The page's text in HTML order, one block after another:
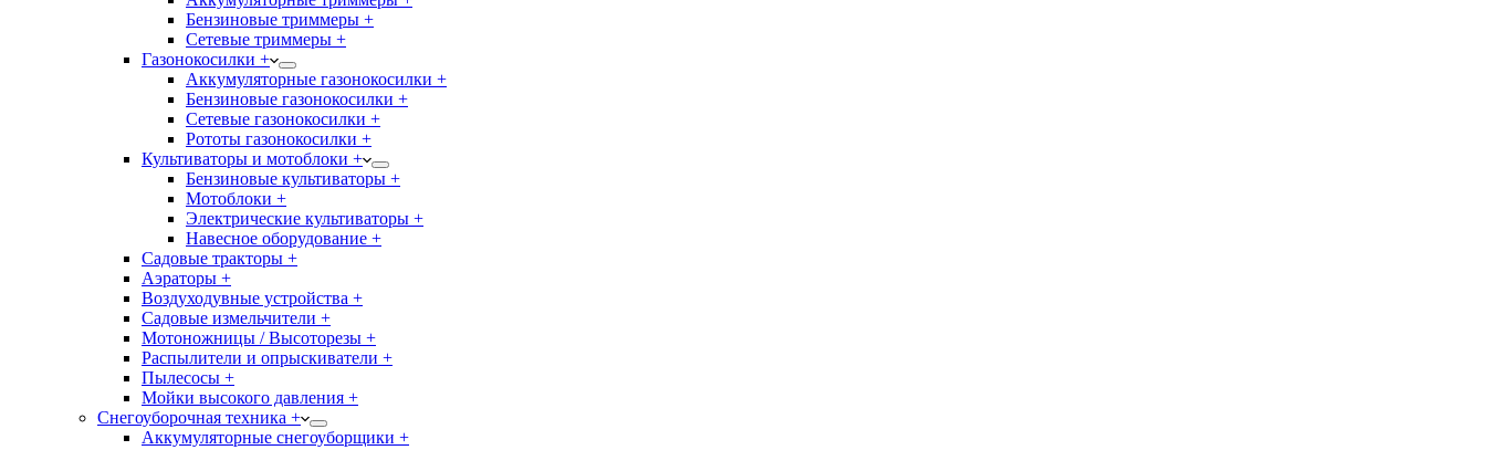
Бензиновые триммеры +
Сетевые триммеры +
Газонокосилки +
Аккумуляторные газонокосилки +
Бензиновые газонокосилки +
Сетевые газонокосилки +
Рототы газонокосилки +
Культиваторы и мотоблоки +
Бензиновые культиваторы +
Мотоблоки +
Электрические культиваторы +
Навесное оборудование +
Садовые тракторы +
Аэраторы +
Воздуходувные устройства +
Садовые измельчители +
Мотоножницы / Высоторезы +
Распылители и опрыскиватели +
Пылесосы +
Мойки высокого давления +
Снегоуборочная техника +
Аккумуляторные снегоуборщики +